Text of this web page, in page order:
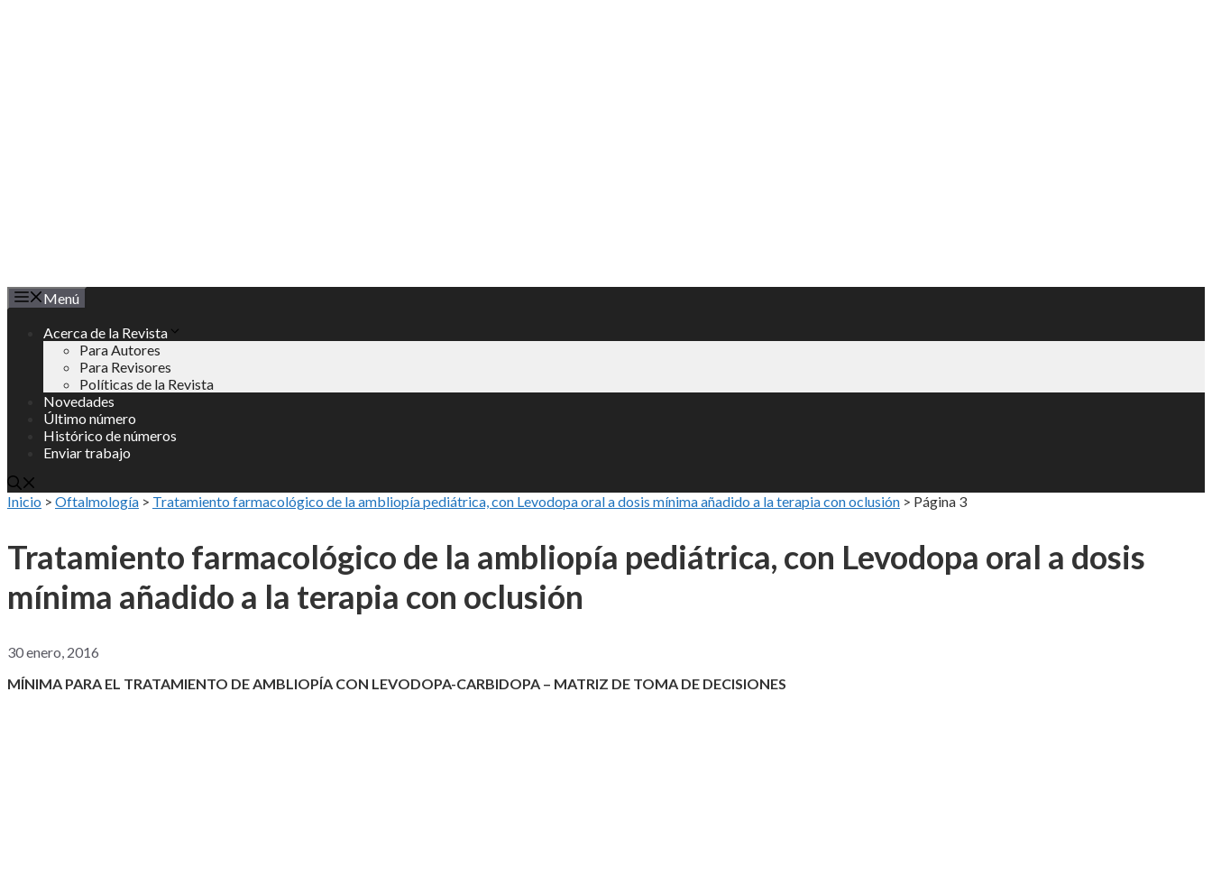
Menú
Acerca de la Revista
Para Autores
Para Revisores
Políticas de la Revista
Novedades
Último número
Histórico de números
Enviar trabajo
Inicio > Oftalmología > Tratamiento farmacológico de la ambliopía pediátrica, con Levodopa oral a dosis mínima añadido a la terapia con oclusión > Página 3
Tratamiento farmacológico de la ambliopía pediátrica, con Levodopa oral a dosis
mínima añadido a la terapia con oclusión
30 enero, 2016
MÍNIMA PARA EL TRATAMIENTO DE AMBLIOPÍA CON LEVODOPA-CARBIDOPA – MATRIZ DE TOMA DE DECISIONES